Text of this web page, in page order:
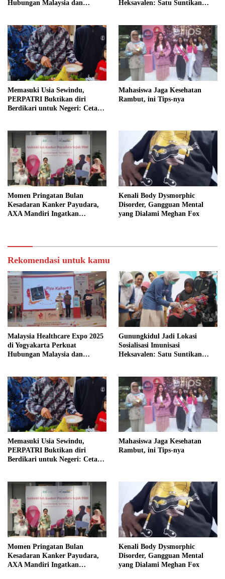
Hubungan Malaysia dan
Internasional
Heksavalen: Satu Suntikan
Memasuki Usia Sewindu,
PERPATRI Buktikan diri
Berdikari untuk Negeri: Cetak
Mahasiswa Jaga Kesehatan
Rambut, ini Tips-nya
Momen Pringatan Bulan
Kesadaran Kanker Payudara,
AXA Mandiri Ingatkan
Kenali Body Dysmorphic
Disorder, Gangguan Mental
yang Dialami Meghan Fox
Rekomendasi untuk kamu
Malaysia Healthcare Expo 2025
di Yogyakarta Perkuat
Hubungan Malaysia dan
Internasional
Gunungkidul Jadi Lokasi
Sosialisasi Imunisasi
Heksavalen: Satu Suntikan
Memasuki Usia Sewindu,
PERPATRI Buktikan diri
Berdikari untuk Negeri: Cetak
Mahasiswa Jaga Kesehatan
Rambut, ini Tips-nya
Momen Pringatan Bulan
Kesadaran Kanker Payudara,
AXA Mandiri Ingatkan
Kenali Body Dysmorphic
Disorder, Gangguan Mental
yang Dialami Meghan Fox